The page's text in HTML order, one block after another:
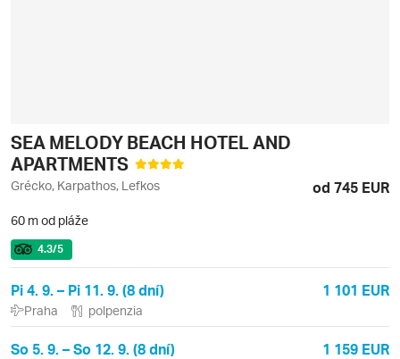
SEA MELODY BEACH HOTEL AND
APARTMENTS
Grécko, Karpathos, Lefkos od 745 EUR
60 m od pláže
4.3/5
Pi 4. 9. – Pi 11. 9. (8 dní) 1 101 EUR
Praha polpenzia
So 5. 9. – So 12. 9. (8 dní) 1 159 EUR